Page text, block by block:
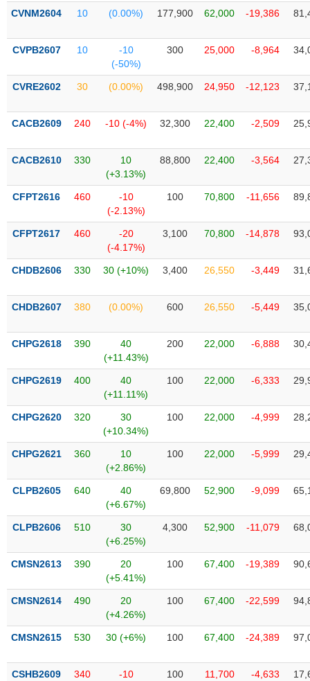
liệu
Tâm
lý
trường
CVNM2604 10 (0.00%) 177,900 62,000 -19,386
CVPB2607 10
-10
(-50%)
300 25,000 -8,964
CVRE2602 30 (0.00%) 498,900 24,950 -12,123
CACB2609 240 -10 (-4%) 32,300 22,400 -2,509
CACB2610 330
10
(+3.13%)
88,800 22,400 -3,564
CFPT2616 460
-10
(-2.13%)
100 70,800 -11,656
CFPT2617 460
-20
(-4.17%)
3,100 70,800 -14,878
CHDB2606 330 30 (+10%) 3,400 26,550 -3,449
CHDB2607 380 (0.00%) 600 26,550 -5,449
CHPG2618 390
40
(+11.43%)
200 22,000 -6,888
CHPG2619 400
40
(+11.11%)
100 22,000 -6,333
CHPG2620 320
30
(+10.34%)
100 22,000 -4,999
CHPG2621 360
10
(+2.86%)
100 22,000 -5,999
CLPB2605 640
40
(+6.67%)
69,800 52,900 -9,099
CLPB2606 510
30
(+6.25%)
4,300 52,900 -11,079
CMSN2613 390
20
(+5.41%)
100 67,400 -19,389
CMSN2614 490
20
(+4.26%)
100 67,400 -22,599
CMSN2615 530 30 (+6%) 100 67,400 -24,389
CSHB2609 340
-10
100 11,700 -4,633
TIÊU
KHÔNG
YẾU
TIÊU
DÙNG
YẾU
CHĂM
SÓC
KHỎE
TÀI
CÔNG
THÔNG
VỤ
TRUYỀN